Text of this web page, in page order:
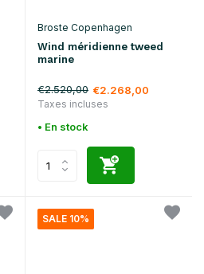
Broste Copenhagen
Wind méridienne tweed
marine
€2.520,00 €2.268,00
Taxes incluses
• En stock
SALE 10%